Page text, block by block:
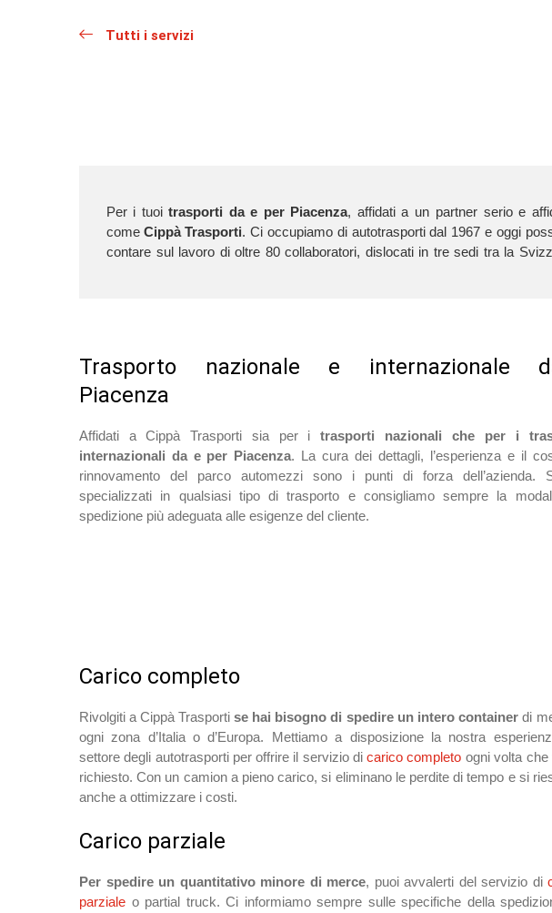
Tutti i servizi
Per i tuoi trasporti da e per Piacenza, affidati a un partner serio e
come Cippà Trasporti. Ci occupiamo di autotrasporti dal 1967 e oggi
contare sul lavoro di oltre 80 collaboratori, dislocati in tre sedi tra la
normative vigenti in termini di trasporto merci, grazie a un team di vettori
Trasporto nazionale e internazionale
Piacenza
Affidati a Cippà Trasporti sia per i trasporti nazionali che per i
internazionali da e per Piacenza. La cura dei dettagli, l’esperienza e il
rinnovamento del parco automezzi sono i punti di forza dell’azienda.
specializzati in qualsiasi tipo di trasporto e consigliamo sempre la
spedizione più adeguata alle esigenze del cliente.
Carico completo
Rivolgiti a Cippà Trasporti se hai bisogno di spedire un intero container di
ogni zona d’Italia o d’Europa. Mettiamo a disposizione la nostra
settore degli autotrasporti per offrire il servizio di carico completo ogni volta che
richiesto. Con un camion a pieno carico, si eliminano le perdite di tempo e si
anche a ottimizzare i costi.
Carico parziale
Per spedire un quantitativo minore di merce, puoi avvalerti del servizio di
parziale o partial truck. Ci informiamo sempre sulle specifiche della